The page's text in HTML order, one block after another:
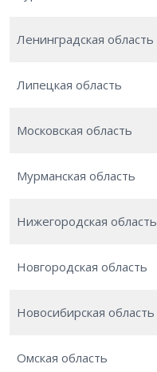
Ленинградская область
Липецкая область
Московская область
Мурманская область
Нижегородская область
Новгородская область
Новосибирская область
Омская область